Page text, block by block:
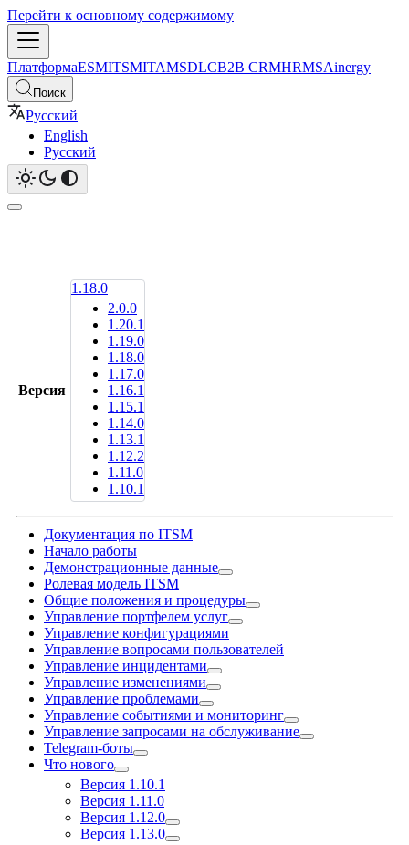
Перейти к основному содержимому
ПлатформаESMITSMITAMSDLCB2B CRMHRMSAinergy
Поиск
Русский
English
Русский
Версия
1.18.0
2.0.0
1.20.1
1.19.0
1.18.0
1.17.0
1.16.1
1.15.1
1.14.0
1.13.1
1.12.2
1.11.0
1.10.1
Документация по ITSM
Начало работы
Демонстрационные данные
Ролевая модель ITSM
Общие положения и процедуры
Управление портфелем услуг
Управление конфигурациями
Управление вопросами пользователей
Управление инцидентами
Управление изменениями
Управление проблемами
Управление событиями и мониторинг
Управление запросами на обслуживание
Telegram-боты
Что нового
Версия 1.10.1
Версия 1.11.0
Версия 1.12.0
Версия 1.13.0